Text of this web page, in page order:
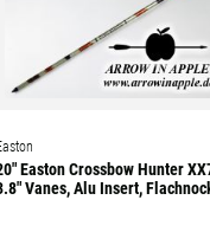
Easton Crossbow Hunter
Vanes, Alu Insert,